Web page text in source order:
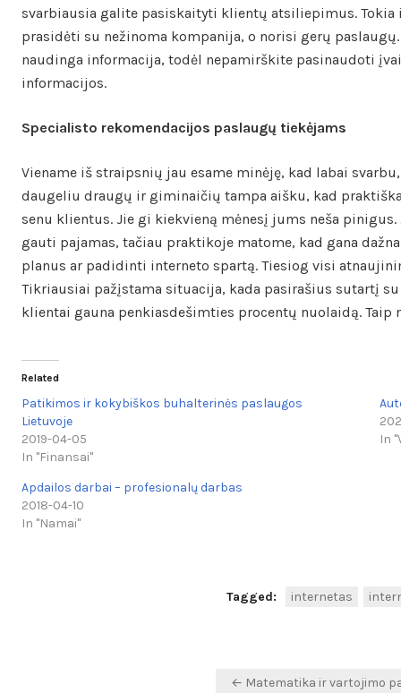
svarbiausia galite pasiskaityti klientų atsiliepimus.
prasidėti su nežinoma kompanija, o norisi gerų
naudinga informacija, todėl nepamirškite pasinaudoti
informacijos.
Specialisto rekomendacijos paslaugų tiekėjams
Viename iš straipsnių jau esame minėję, kad labai
daugeliu draugų ir giminaičių tampa aišku, kad
senu klientus. Jie gi kiekvieną mėnesį jums neša
gauti pajamas, tačiau praktikoje matome, kad gana
planus ar padidinti interneto spartą. Tiesiog visi
Tikriausiai pažįstama situacija, kada pasirašius sutartį
klientai gauna penkiasdešimties procentų nuolaidą. Taip
Related
Patikimos ir kokybiškos buhalterinės paslaugos
Lietuvoje
2019-04-05
In "Finansai"
In
Apdailos darbai – profesionalų darbas
2018-04-10
In "Namai"
Tagged: internetas
← Matematika ir vartojimo